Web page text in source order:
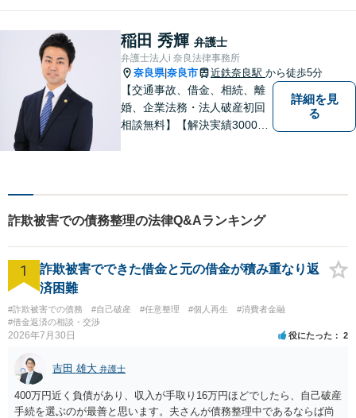
丁寧にお伺いいたします。
稲田 秀輝 弁護士
弁護士法人i 奈良法律事務所
奈良県|奈良市 近鉄奈良駅 から徒歩5分
【交通事故、借金、相続、離
婚、企業法務・法人破産初回
相談無料】【解決実績3000件
務のお悩みは【弁護士法人ｉ
（アイ）奈良法律事務所】に
おまかせください！
詳細を見
る
詐欺被害での債務整理の法律Q&Aランキング
1
詐欺被害でできた借金と元の借金が積み重なり返
済困難
#詐欺被害での債務 #自己破産 #任意整理 #個人再生
#消費者金融
#借金返済の相談・交渉
2026年7月30日 役にたった 2
吉田 雄大 弁護士
400万円近く負債があり、収入が手取り16万円ほどでしたら、自己破産
手続を選ぶのが最善と思います。夫さんが債務整理中であるならば尚